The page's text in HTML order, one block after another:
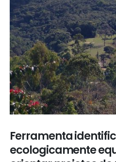
Ferramenta
ecologicamente